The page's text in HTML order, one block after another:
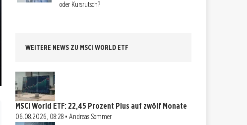
oder Kursrutsch?
WEITERE NEWS ZU MSCI WORLD ETF
MSCI World ETF: 22,45 Prozent Plus auf zwölf Monate
06.08.2026, 08:28 • Andreas Sommer